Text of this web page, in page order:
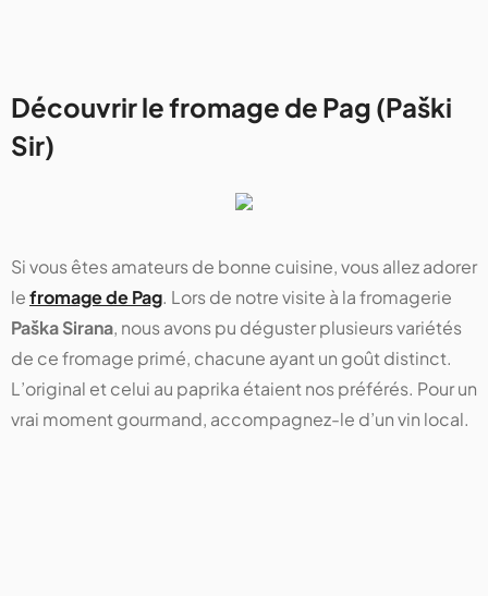
Découvrir le fromage de Pag (Paški
Sir)
Si vous êtes amateurs de bonne cuisine, vous allez adorer
lefromage de Pag. Lors de notre visite à la fromagerie
Paška Sirana, nous avons pu déguster plusieurs variétés
de ce fromage primé, chacune ayant un goût distinct.
L’original et celui au paprika étaient nos préférés. Pour un
vrai moment gourmand, accompagnez-le d’un vin local.